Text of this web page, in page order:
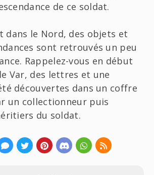
de ce soldat.
dans le Nord, des objets et
sont retrouvés un peu
Rappelez-vous en début
Var, des lettres et une
découvertes dans un coffre
un collectionneur puis
du soldat.